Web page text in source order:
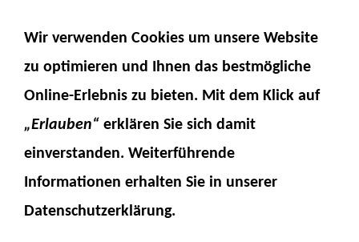
Bausatz Sortiergreifer für PC290 /
Wir verwenden Cookies um unsere Website
zu optimieren und Ihnen das bestmögliche
Online-Erlebnis zu bieten. Mit dem Klick auf
„Erlauben“ erklären Sie sich damit
einverstanden. Weiterführende
Informationen erhalten Sie in unserer
Datenschutzerklärung.